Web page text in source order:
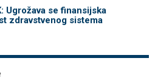
Ugrožava se finansijska
zdravstvenog sistema